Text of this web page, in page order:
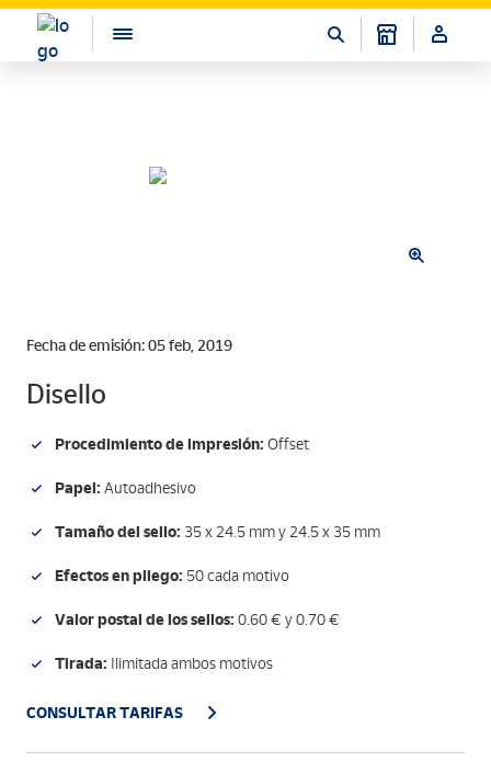
Fecha de emisión: 05 feb, 2019
Disello
Procedimiento de impresión: Offset
Papel: Autoadhesivo
Tamaño del sello: 35 x 24.5 mm y 24.5 x 35 mm
Efectos en pliego: 50 cada motivo
Valor postal de los sellos: 0.60 € y 0.70 €
Tirada: Ilimitada ambos motivos
CONSULTAR TARIFAS